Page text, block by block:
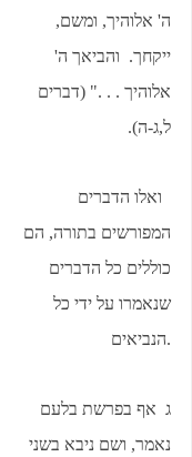
ה' אלוהיך, ומשם,
ייקחך. והביאך ה'
אלוהיך . . ." (דברים
ל,ג-ה).
ואלו הדברים
המפורשים בתורה, הם
כוללים כל הדברים
שנאמרו על ידי כל
הנביאים.
ג אף בפרשת בלעם
נאמר, ושם ניבא בשני